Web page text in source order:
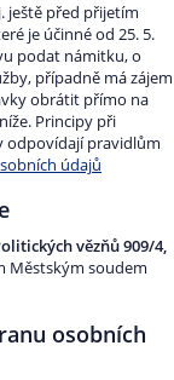
ještě před přijetím
je účinné od 25. 5.
podat námitku, o
případně má zájem
obrátit přímo na
Principy při
odpovídají pravidlům
údajů
vězňů 909/4,
Městským soudem
osobních